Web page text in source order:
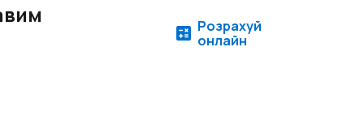
Розрахуй
онлайн